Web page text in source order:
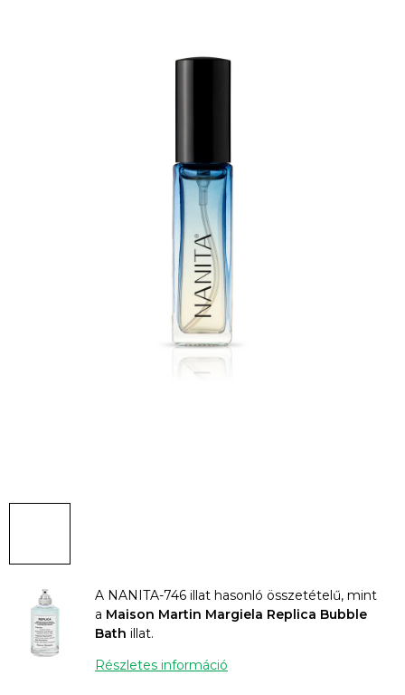
A NANITA-746 illat hasonló összetételű, mint
a Maison Martin Margiela Replica Bubble
Bath illat.
Részletes információ